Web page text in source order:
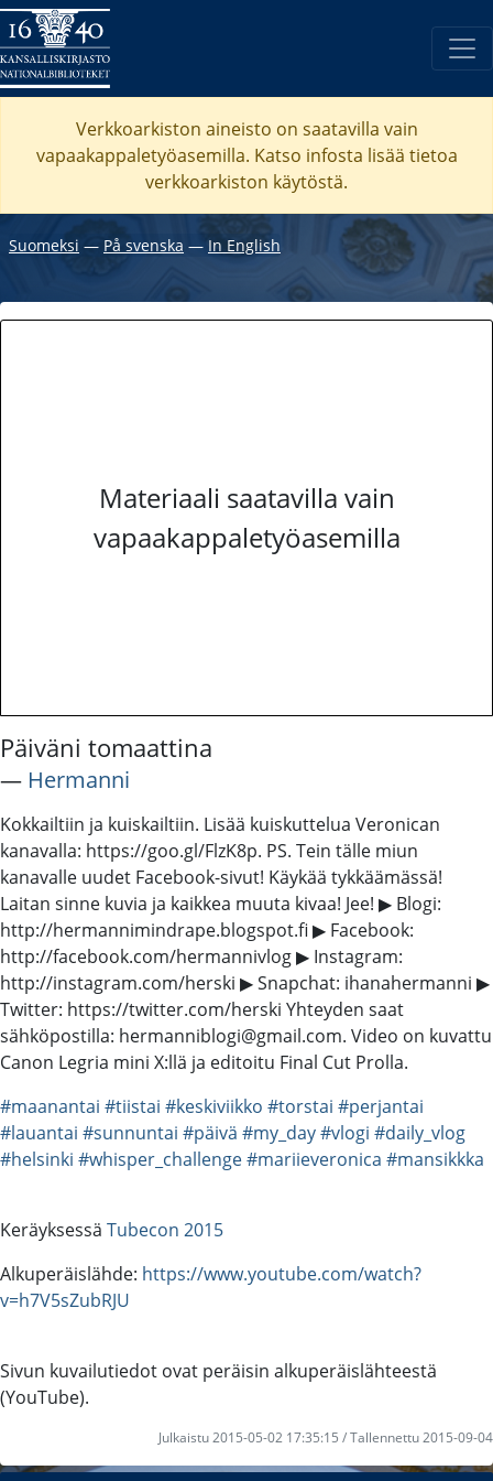
Verkkoarkiston aineisto on saatavilla vain
vapaakappaletyöasemilla. Katso infosta lisää tietoa
verkkoarkiston käytöstä.
Suomeksi ― På svenska ― In English
Materiaali saatavilla vain
vapaakappaletyöasemilla
Päiväni tomaattina
― Hermanni
Kokkailtiin ja kuiskailtiin. Lisää kuiskuttelua Veronican
kanavalla: https://goo.gl/FlzK8p. PS. Tein tälle miun
kanavalle uudet Facebook-sivut! Käykää tykkäämässä!
Laitan sinne kuvia ja kaikkea muuta kivaa! Jee! ▶ Blogi:
http://hermannimindrape.blogspot.fi ▶ Facebook:
http://facebook.com/hermannivlog ▶ Instagram:
http://instagram.com/herski ▶ Snapchat: ihanahermanni ▶
Twitter: https://twitter.com/herski Yhteyden saat
sähköpostilla: hermanniblogi@gmail.com. Video on kuvattu
Canon Legria mini X:llä ja editoitu Final Cut Prolla.
#maanantai #tiistai #keskiviikko #torstai #perjantai
#lauantai #sunnuntai #päivä #my_day#vlogi #daily_vlog
#helsinki #whisper_challenge#mariieveronica #mansikkka
Keräyksessä Tubecon 2015
Alkuperäislähde: https://www.youtube.com/watch?
v=h7V5sZubRJU
Sivun kuvailutiedot ovat peräisin alkuperäislähteestä
(YouTube).
Julkaistu 2015-05-02 17:35:15 / Tallennettu 2015-09-04